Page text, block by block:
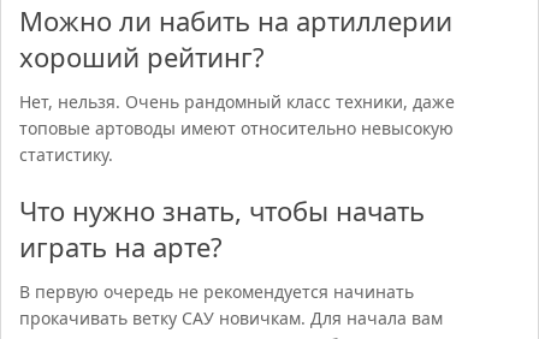
Можно ли набить на артиллерии
хороший рейтинг?
Нет, нельзя. Очень рандомный класс техники, даже
топовые артоводы имеют относительно невысокую
статистику.
Что нужно знать, чтобы начать
играть на арте?
В первую очередь не рекомендуется начинать
прокачивать ветку САУ новичкам. Для начала вам